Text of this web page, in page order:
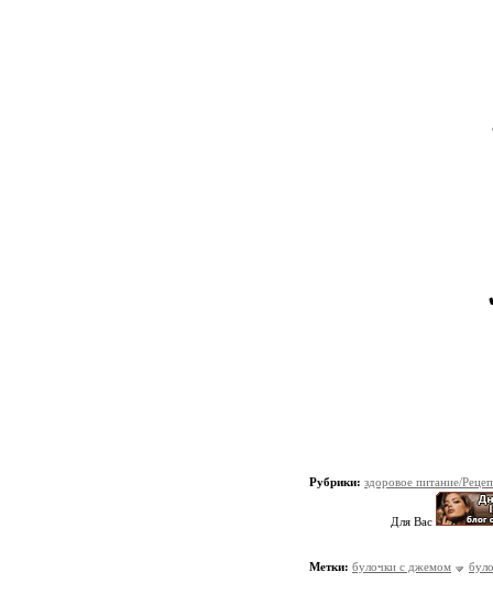
Рубрики: здоровое питание/
Для Вас
Метки: булочки с джемом